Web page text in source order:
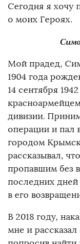
Сегодня я хочу
о моих Героях.
Мой прадед,
1904 года
14 сентября
дивизии.
операции и пал
городом
рассказывал,
пропавшим без
последних
в его
В 2018 году,
мне и